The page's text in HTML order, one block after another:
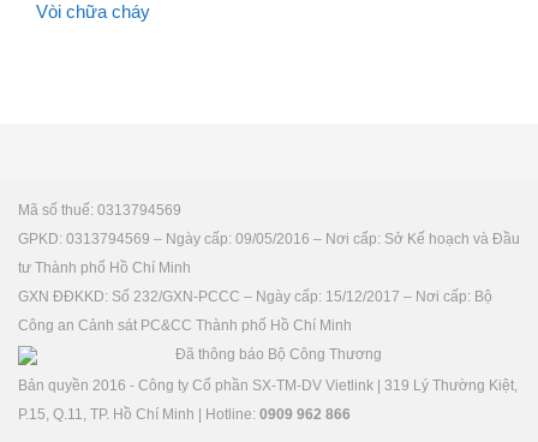
Vòi chữa cháy
Mã số thuế: 0313794569
GPKD: 0313794569 – Ngày cấp: 09/05/2016 – Nơi cấp: Sở Kế hoạch và Đầu
tư Thành phố Hồ Chí Minh
GXN ĐĐKKD: Số 232/GXN-PCCC – Ngày cấp: 15/12/2017 – Nơi cấp: Bộ
Công an Cảnh sát PC&CC Thành phố Hồ Chí Minh
Bản quyền 2016 - Công ty Cổ phần SX-TM-DV Vietlink | 319 Lý Thường Kiệt,
P.15, Q.11, TP. Hồ Chí Minh | Hotline: 0909 962 866